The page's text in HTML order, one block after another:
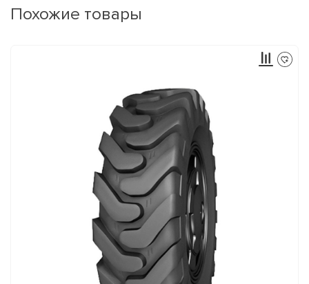
Похожие товары